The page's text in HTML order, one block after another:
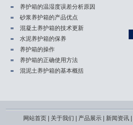
养护箱的温湿度误差分析原因
砂浆养护箱的产品优点
混凝土养护箱的技术更新
水泥养护箱的保养
养护箱的操作
养护箱的正确使用方法
混泥土养护箱的基本概括
网站首页| 关于我们 产品展示| 新闻资讯|